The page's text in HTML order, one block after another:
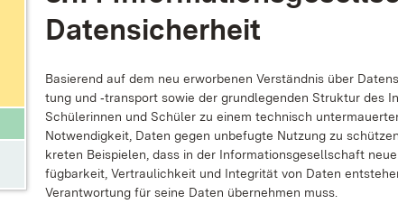
Da­ten­si­cher­heit
Ba­sie­rend auf dem neu er­wor­be­nen Ver­ständ­nis über
tung und ‑trans­port so­wie der grund­le­gen­den Struk­tur des
Schü­le­rin­nen und Schü­ler zu ei­nem tech­nisch
Not­wen­dig­keit, Da­ten ge­gen un­be­fug­te Nut­zung zu
kre­ten Bei­spie­len, dass in der In­for­ma­ti­ons­ge­sell­schaft
füg­bar­keit, Ver­trau­lich­keit und In­te­gri­tät von Da­ten
Ver­ant­wor­tung für sei­ne Da­ten über­neh­men muss.